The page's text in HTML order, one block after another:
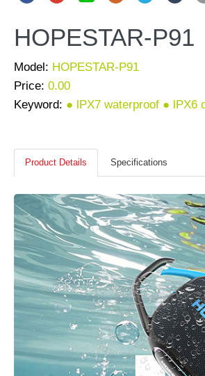
HOPESTAR-P91
Model: HOPESTAR-P91
Price: 0.00
Keyword: ● lPX7 waterproof ● lPX6
Product Details Specifications